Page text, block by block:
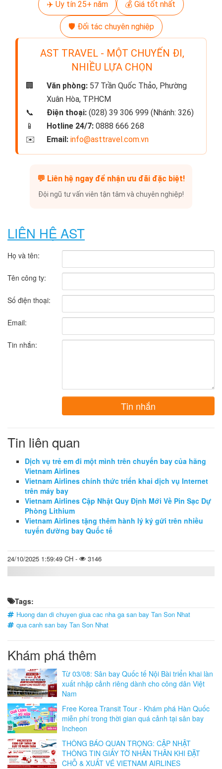
✈️ Uy tín 25+ năm 💰 Giá tốt nhất
🛡️ Đối tác chuyên nghiệp
AST TRAVEL - MỘT CHUYẾN ĐI,
NHIỀU LỰA CHỌN
🏢 Văn phòng: 57 Trần Quốc Thảo, Phường
Xuân Hòa, TP.HCM
📞
Điện thoại: (028) 39 306 999 (Nhánh: 326)
📱
Hotline 24/7: 0888 666 268
✉️
Email: info@asttravel.com.vn
💬 Liên hệ ngay để nhận ưu đãi đặc biệt!
Đội ngũ tư vấn viên tận tâm và chuyên nghiệp!
LIÊN HỆ AST
Họ và tên:
Tên công ty:
Số điện thoại:
Email:
Tin nhắn:
Tin nhắn
Tin liên quan
Dịch vụ trẻ em đi một mình trên chuyến bay của hãng
Vietnam Airlines
Vietnam Airlines chính thức triển khai dịch vụ Internet
trên máy bay
Vietnam Airlines Cập Nhật Quy Định Mới Về Pin Sạc Dự
Phòng Lithium
Vietnam Airlines tặng thêm hành lý ký gửi trên nhiều
tuyến đường bay Quốc tế
24/10/2025 1:59:49 CH - 3146
Tags:
Huong dan di chuyen giua cac nha ga san bay Tan Son Nhat
qua canh san bay Tan Son Nhat
Khám phá thêm
Từ 03/08: Sân bay Quốc tế Nội Bài triển khai làn
xuất nhập cảnh riêng dành cho công dân Việt
Nam
Free Korea Transit Tour - Khám phá Hàn Quốc
miễn phí trong thời gian quá cảnh tại sân bay
Incheon
THÔNG BÁO QUAN TRỌNG: CẬP NHẬT
THÔNG TIN GIẤY TỜ NHÂN THÂN KHI ĐẶT
CHỖ & XUẤT VÉ VIETNAM AIRLINES